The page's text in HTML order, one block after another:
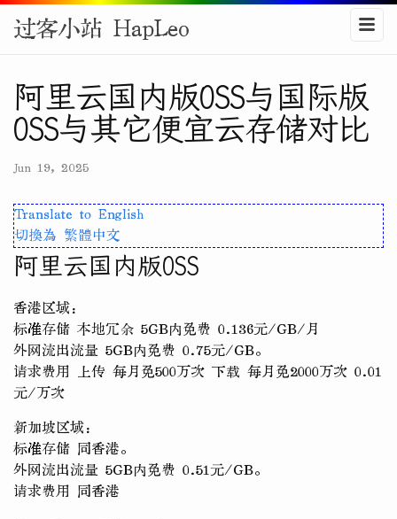
过客小站 HapLeo
阿里云国内版OSS与国际版
OSS与其它便宜云存储对比
Jun 19, 2025
Translate to English
切換為 繁體中文
阿里云国内版OSS
香港区域：
标准存储 本地冗余 5GB内免费 0.136元/GB/月
外网流出流量 5GB内免费 0.75元/GB。
请求费用 上传 每月免500万次 下载 每月免2000万次 0.01
元/万次
新加坡区域：
标准存储 同香港。
外网流出流量 5GB内免费 0.51元/GB。
请求费用 同香港